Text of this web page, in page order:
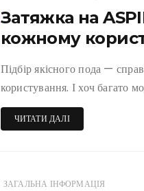
Затяжка на
кожному
Підбір якісного пода —
користування. І хоч багато
ЧИТАТИ ДАЛІ
ЗАГАЛЬНА ІНФОРМАЦІЯ